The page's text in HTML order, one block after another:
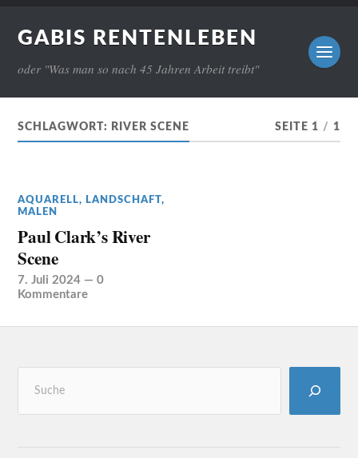
GABIS RENTENLEBEN
oder "Was man so nach 45 Jahren Arbeit treibt"
SCHLAGWORT: RIVER SCENE SEITE 1 / 1
AQUARELL, LANDSCHAFT,
MALEN
Paul Clark’s River
Scene
7. Juli 2024 —0
Kommentare